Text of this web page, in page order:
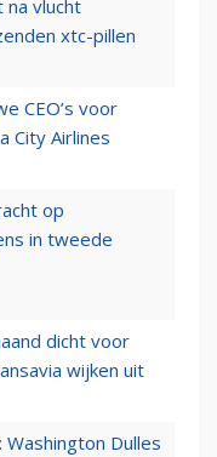
na vlucht
xtc-pillen
CEO’s voor
City Airlines
op
in tweede
dicht voor
wijken uit
Dulles